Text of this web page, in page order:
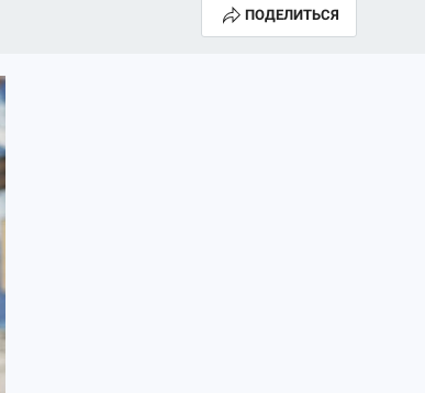
ПОДЕЛИТЬСЯ